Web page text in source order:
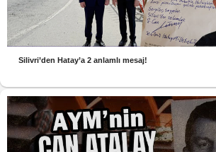
Silivri’den Hatay’a 2 anlamlı mesaj!